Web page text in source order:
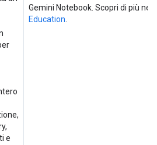
e
Gemini Notebook. Scopri di più nel
Education